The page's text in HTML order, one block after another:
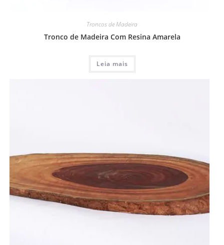
Troncos de Madeira
Tronco de Madeira Com Resina Amarela
Leia mais